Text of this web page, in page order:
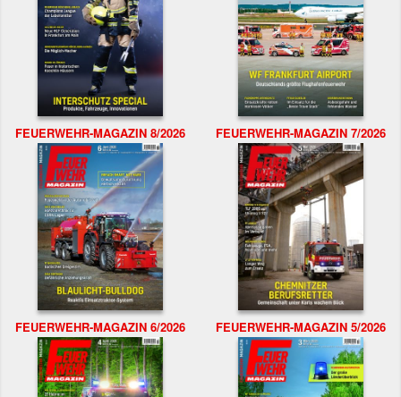
FEUERWEHR-MAGAZIN 8/2026 FEUERWEHR-MAGAZIN 7/2026
FEUERWEHR-MAGAZIN 6/2026 FEUERWEHR-MAGAZIN 5/2026